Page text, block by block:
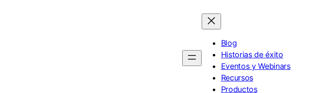
Blog
Historias de éxito
Eventos y Webinars
Recursos
Productos